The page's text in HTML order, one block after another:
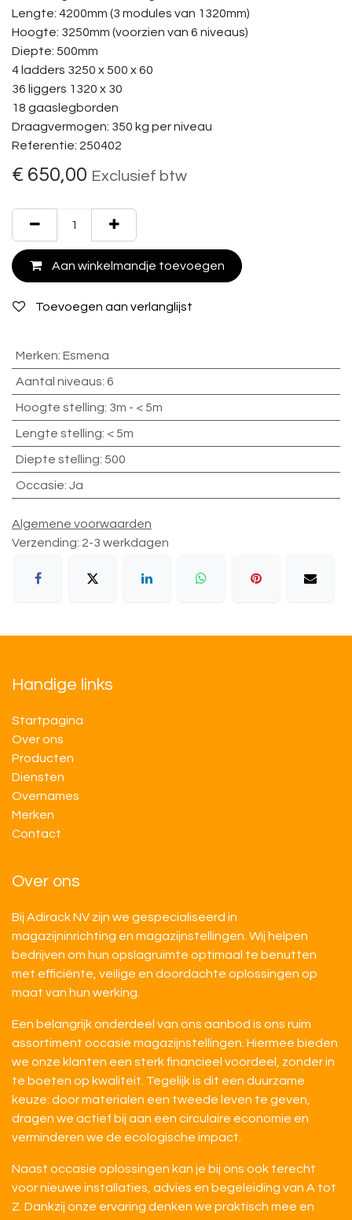
Lengte: 4200mm (3 modules van 1320mm)
Hoogte: 3250mm (voorzien van 6 niveaus)
Diepte: 500mm
4 ladders 3250 x 500 x 60
36 liggers 1320 x 30
18 gaaslegborden
Draagvermogen: 350 kg per niveau
Referentie: 250402
€ 650,00 Exclusief btw
Aan winkelmandje toevoegen
Toevoegen aan verlanglijst
Merken: Esmena
Aantal niveaus: 6
Hoogte stelling: 3m - < 5m
Lengte stelling: < 5m
Diepte stelling: 500
Occasie: Ja
Algemene voorwaarden
Verzending: 2-3 werkdagen
Handige links
Startpagina
Over ons
Producten
Diensten
Overnames
M​​erken
Contact
Over ons
Bij Adirack NV zijn we gespecialiseerd in
magazijninrichting en magazijnstellingen. Wij helpen
bedrijven om hun opslagruimte optimaal te benutten
met efficiënte, veilige en doordachte oplossingen op
maat van hun werking.
Een belangrijk onderdeel van ons aanbod is ons ruim
assortiment occasie magazijnstellingen. Hiermee bieden
we onze klanten een sterk financieel voordeel, zonder in
te boeten op kwaliteit. Tegelijk is dit een duurzame
keuze: door materialen een tweede leven te geven,
dragen we actief bij aan een circulaire economie en
verminderen we de ecologische impact.
Naast occasie oplossingen kan je bij ons ook terecht
voor nieuwe installaties, advies en begeleiding van A tot
Z. Dankzij onze ervaring denken we praktisch mee en